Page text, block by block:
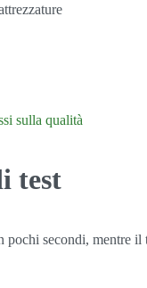
sulla qualità
test
secondi, mentre